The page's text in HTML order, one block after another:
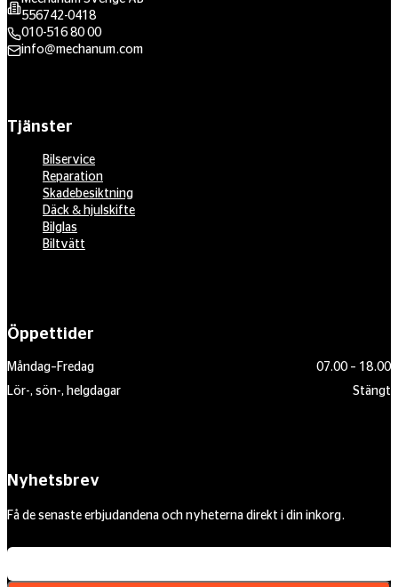
556742-0418
010-516 80 00
info@mechanum.com
Tjänster
Bilservice
Reparation
Skadebesiktning
Däck & hjulskifte
Bilglas
Biltvätt
Öppettider
Måndag–Fredag
07.00 – 18.00
Lör-, sön-, helgdagar
Stängt
Nyhetsbrev
Få de senaste erbjudandena och nyheterna direkt i din inkorg.